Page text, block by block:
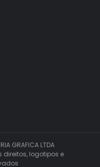
GRAFICA LTDA
direitos, logotipos e